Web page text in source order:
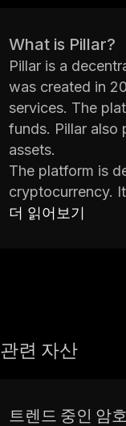
What is Pillar?
Pillar is a
was created in
services. The
funds. Pillar also
assets.
The platform is
cryptocurrency.
portfolios, and
transparent
더 읽어보기
관련 자산
트렌드 중인 암